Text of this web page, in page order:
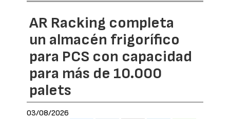
AR Racking completa
un almacén frigorífico
para PCS con capacidad
para más de 10.000
palets
03/08/2026